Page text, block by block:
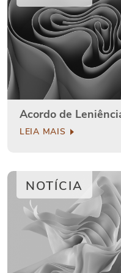
Acordo de
LEIA MAIS
NOTÍCIA